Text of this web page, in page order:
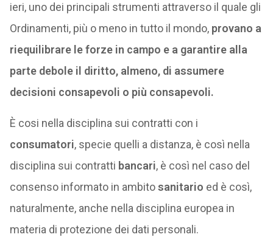
ieri, uno dei principali strumenti attraverso il quale gli
Ordinamenti, più o meno in tutto il mondo, provano a
riequilibrare le forze in campo e a garantire alla
parte debole il diritto, almeno, di assumere
decisioni consapevoli o più consapevoli.
È cosi nella disciplina sui contratti con i
consumatori, specie quelli a distanza, è così nella
disciplina sui contratti bancari, è così nel caso del
consenso informato in ambitosanitario ed è così,
naturalmente, anche nella disciplina europea in
materia di protezione dei dati personali.